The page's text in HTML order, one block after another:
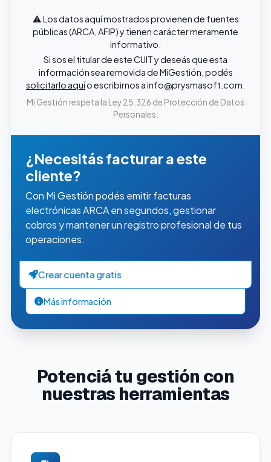
⚠️ Los datos aquí mostrados provienen de fuentes
públicas (ARCA, AFIP) y tienen carácter meramente
informativo.
Si sos el titular de este CUIT y deseás que esta
información sea removida de MiGestión, podés
solicitarlo aquío escribirnos ainfo@prysmasoft.com
Mi Gestión respeta la Ley 25.326 de Protección de Datos
Personales.
¿Necesitás facturar a este
cliente?
Con Mi Gestión podés emitir facturas
electrónicas ARCA en segundos, gestionar
cobros y mantener un registro profesional de tus
operaciones.
Crear cuenta gratis
Más información
Potenciá tu gestión con
nuestras herramientas